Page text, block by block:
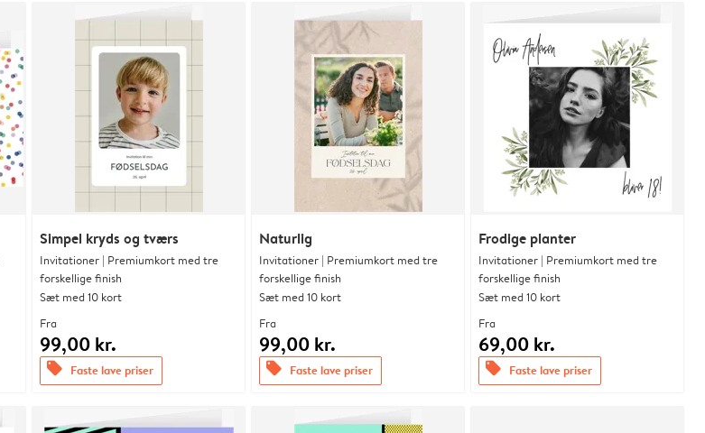
Simpel kryds og tværs
Invitationer | Premiumkort med tre
forskellige finish
Sæt med 10 kort
Fra
99,00 kr.
offers Faste lave priser
Naturlig
Invitationer | Premiumkort med tre
forskellige finish
Sæt med 10 kort
Fra
99,00 kr.
offers Faste lave priser
Frodige planter
Invitationer | Premiumkort med tre
forskellige finish
Sæt med 10 kort
Fra
69,00 kr.
offers Faste lave priser